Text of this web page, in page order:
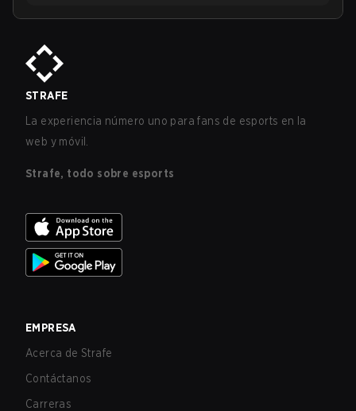
STRAFE
La experiencia número uno para fans de esports en la
web y móvil.
Strafe, todo sobre esports
EMPRESA
Acerca de Strafe
Contáctanos
Carreras